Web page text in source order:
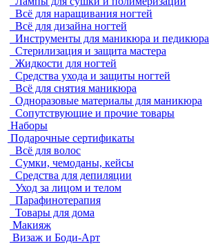
Всё для наращивания ногтей
Всё для дизайна ногтей
Инструменты для маникюра и педикюра
Стерилизация и защита мастера
Жидкости для ногтей
Средства ухода и защиты ногтей
Всё для снятия маникюра
Одноразовые материалы для маникюра
Сопутствующие и прочие товары
Наборы
Подарочные сертификаты
Всё для волос
Сумки, чемоданы, кейсы
Средства для депиляции
Уход за лицом и телом
Парафинотерапия
Товары для дома
Макияж
Визаж и Боди-Арт